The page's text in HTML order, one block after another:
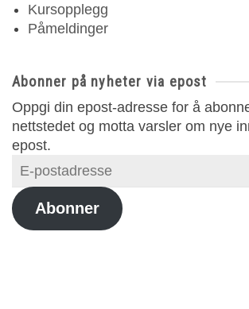
Kursopplegg
Påmeldinger
Abonner på nyheter via epost
Oppgi din epost-adresse for å
nettstedet og motta varsler om nye
epost.
E-
postadresse
Abonner